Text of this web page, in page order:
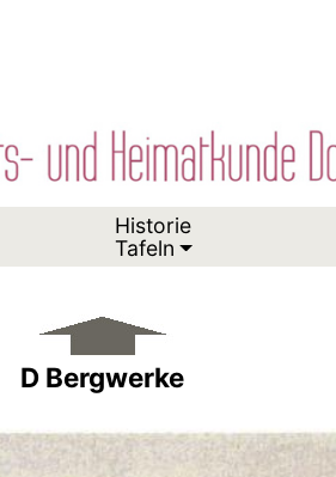
Historie
Tafeln
D Bergwerke